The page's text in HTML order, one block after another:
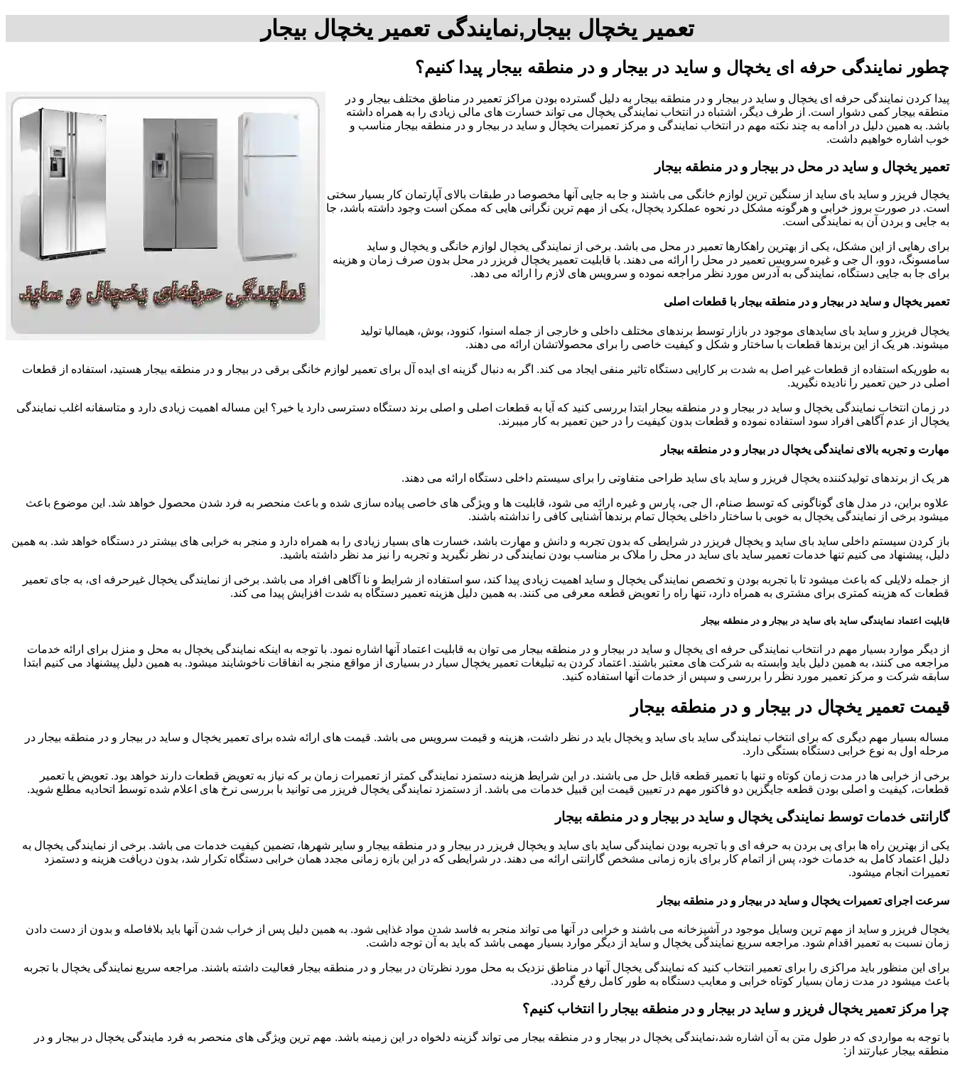
تعمیر یخچال بیجار,نمایندگی تعمیر یخچال بیجار
چطور نمایندگی حرفه ای یخچال و ساید در بیجار و در منطقه بیجار پیدا کنیم؟
پیدا کردن نمایندگی حرفه ای یخچال و ساید در بیجار و در منطقه بیجار به دلیل گسترده بودن مراکز تعمیر در مناطق مختلف بیجار و در
منطقه بیجار کمی دشوار است. از طرف دیگر، اشتباه در انتخاب نمایندگی یخچال می تواند خسارت های مالی زیادی را به همراه داشته
باشد. به همین دلیل در ادامه به چند نکته مهم در انتخاب نمایندگی و مرکز تعمیرات یخچال و ساید در بیجار و در منطقه بیجار مناسب و
خوب اشاره خواهیم داشت.
تعمیر یخچال و ساید در محل در بیجار و در منطقه بیجار
یخچال فریزر و ساید بای ساید از سنگین ترین لوازم خانگی می باشند و جا به جایی آنها مخصوصا در طبقات بالای آپارتمان کار بسیار سختی
است. در صورت بروز خرابی و هرگونه مشکل در نحوه عملکرد یخچال، یکی از مهم ترین نگرانی هایی که ممکن است وجود داشته باشد، جا
به جایی و بردن آن به نمایندگی است.
برای رهایی از این مشکل، یکی از بهترین راهکارها تعمیر در محل می باشد. برخی از نمایندگی یخچال لوازم خانگی و یخچال و ساید
سامسونگ، دوو، ال جی و غیره سرویس تعمیر در محل را ارائه می دهند. با قابلیت تعمیر یخچال فریزر در محل بدون صرف زمان و هزینه
برای جا به جایی دستگاه، نمایندگی به آدرس مورد نظر مراجعه نموده و سرویس های لازم را ارائه می دهد.
تعمیر یخچال و ساید در بیجار و در منطقه بیجار با قطعات اصلی
یخچال فریزر و ساید بای سایدهای موجود در بازار توسط برندهای مختلف داخلی و خارجی از جمله اسنوا، کنوود، بوش، هیمالیا تولید
میشوند. هر یک از این برندها قطعات با ساختار و شکل و کیفیت خاصی را برای محصولاتشان ارائه می دهند.
به طوریکه استفاده از قطعات غیر اصل به شدت بر کارایی دستگاه تاثیر منفی ایجاد می کند. اگر به دنبال گزینه ای ایده آل برای تعمیر لوازم خانگی برقی در بیجار و در منطقه بیجار هستید، استفاده از قطعات
اصلی در حین تعمیر را نادیده نگیرید.
در زمان انتخاب نمایندگی یخچال و ساید در بیجار و در منطقه بیجار ابتدا بررسی کنید که آیا به قطعات اصلی و اصلی برند دستگاه دسترسی دارد یا خیر؟ این مساله اهمیت زیادی دارد و متاسفانه اغلب نمایندگی
یخچال از عدم آگاهی افراد سود استفاده نموده و قطعات بدون کیفیت را در حین تعمیر به کار میبرند.
مهارت و تجربه بالای نمایندگی یخچال در بیجار و در منطقه بیجار
هر یک از برندهای تولیدکننده یخچال فریزر و ساید بای ساید طراحی متفاوتی را برای سیستم داخلی دستگاه ارائه می دهند.
علاوه براین، در مدل های گوناگونی که توسط صنام، ال جی، پارس و غیره ارائه می شود، قابلیت ها و ویژگی های خاصی پیاده سازی شده و باعث منحصر به فرد شدن محصول خواهد شد. این موضوع باعث
میشود برخی از نمایندگی یخچال به خوبی با ساختار داخلی یخچال تمام برندها آشنایی کافی را نداشته باشند.
باز کردن سیستم داخلی ساید بای ساید و یخچال فریزر در شرایطی که بدون تجربه و دانش و مهارت باشد، خسارت های بسیار زیادی را به همراه دارد و منجر به خرابی های بیشتر در دستگاه خواهد شد. به همین
دلیل، پیشنهاد می کنیم تنها خدمات تعمیر ساید بای ساید در محل را ملاک بر مناسب بودن نمایندگی در نظر نگیرید و تجربه را نیز مد نظر داشته باشید.
از جمله دلایلی که باعث میشود تا با تجربه بودن و تخصص نمایندگی یخچال و ساید اهمیت زیادی پیدا کند، سو استفاده از شرایط و نا آگاهی افراد می باشد. برخی از نمایندگی یخچال غیرحرفه ای، به جای تعمیر
قطعات که هزینه کمتری برای مشتری به همراه دارد، تنها راه را تعویض قطعه معرفی می کنند. به همین دلیل هزینه تعمیر دستگاه به شدت افزایش پیدا می کند.
قابلیت اعتماد نمایندگی ساید بای ساید در بیجار و در منطقه بیجار
از دیگر موارد بسیار مهم در انتخاب نمایندگی حرفه ای یخچال و ساید در بیجار و در منطقه بیجار می توان به قابلیت اعتماد آنها اشاره نمود. با توجه به اینکه نمایندگی یخچال به محل و منزل برای ارائه خدمات
مراجعه می کنند، به همین دلیل باید وابسته به شرکت های معتبر باشند. اعتماد کردن به تبلیغات تعمیر یخچال سیار در بسیاری از مواقع منجر به انفاقات ناخوشایند میشود. به همین دلیل پیشنهاد می کنیم ابتدا
سابقه شرکت و مرکز تعمیر مورد نظر را بررسی و سپس از خدمات آنها استفاده کنید.
قیمت تعمیر یخچال در بیجار و در منطقه بیجار
مساله بسیار مهم دیگری که برای انتخاب نمایندگی ساید بای ساید و یخچال باید در نظر داشت، هزینه و قیمت سرویس می باشد. قیمت های ارائه شده برای تعمیر یخچال و ساید در بیجار و در منطقه بیجار در
مرحله اول به نوع خرابی دستگاه بستگی دارد.
برخی از خرابی ها در مدت زمان کوتاه و تنها با تعمیر قطعه قابل حل می باشند. در این شرایط هزینه دستمزد نمایندگی کمتر از تعمیرات زمان بر که نیاز به تعویض قطعات دارند خواهد بود. تعویض یا تعمیر
قطعات، کیفیت و اصلی بودن قطعه جایگزین دو فاکتور مهم در تعیین قیمت این قبیل خدمات می باشد. از دستمزد نمایندگی یخچال فریزر می توانید با بررسی نرخ های اعلام شده توسط اتحادیه مطلع شوید.
گارانتی خدمات توسط نمایندگی یخچال و ساید در بیجار و در منطقه بیجار
یکی از بهترین راه ها برای پی بردن به حرفه ای و با تجربه بودن نمایندگی ساید بای ساید و یخچال فریزر در بیجار و در منطقه بیجار و سایر شهرها، تضمین کیفیت خدمات می باشد. برخی از نمایندگی یخچال به
دلیل اعتماد کامل به خدمات خود، پس از اتمام کار برای بازه زمانی مشخص گارانتی ارائه می دهند. در شرایطی که در این بازه زمانی مجدد همان خرابی دستگاه تکرار شد، بدون دریافت هزینه و دستمزد
تعمیرات انجام میشود.
سرعت اجرای تعمیرات یخچال و ساید در بیجار و در منطقه بیجار
یخچال فریزر و ساید از مهم ترین وسایل موجود در آشپزخانه می باشند و خرابی در آنها می تواند منجر به فاسد شدن مواد غذایی شود. به همین دلیل پس از خراب شدن آنها باید بلافاصله و بدون از دست دادن
زمان نسبت به تعمیر اقدام شود. مراجعه سریع نمایندگی یخچال و ساید از دیگر موارد بسیار مهمی باشد که باید به آن توجه داشت.
برای این منظور باید مراکزی را برای تعمیر انتخاب کنید که نمایندگی یخچال آنها در مناطق نزدیک به محل مورد نظرتان در بیجار و در منطقه بیجار فعالیت داشته باشند. مراجعه سریع نمایندگی یخچال با تجربه
باعث میشود در مدت زمان بسیار کوتاه خرابی و معایب دستگاه به طور کامل رفع گردد.
چرا مرکز تعمیر یخچال فریزر و ساید در بیجار و در منطقه بیجار را انتخاب کنیم؟
با توجه به مواردی که در طول متن به آن اشاره شد،نمایندگی یخچال در بیجار و در منطقه بیجار می تواند گزینه دلخواه در این زمینه باشد. مهم ترین ویژگی های منحصر به فرد مایندگی یخچال در بیجار و در
منطقه بیجار عبارتند از: